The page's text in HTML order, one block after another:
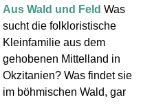
Aus Wald und Feld Was
sucht die folkloristische
Kleinfamilie aus dem
gehobenen Mittelland in
Okzitanien? Was findet sie
im böhmischen Wald, gar